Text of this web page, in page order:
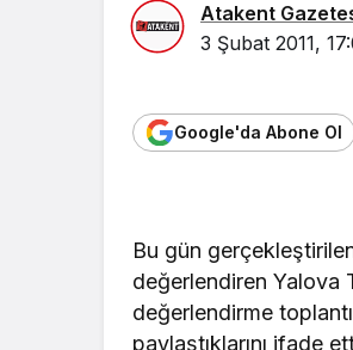
Atakent
3 Şubat 2011,
Google'da Abone Ol
Bu gün
değerlendiren Yalova
değerlendirme
paylaştıklarını ifade